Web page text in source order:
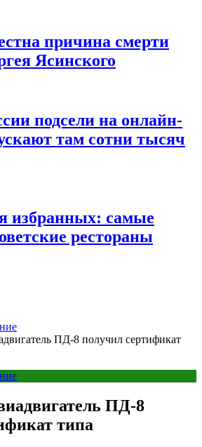
причина смерти
Ясинского
подсели на онлайн-
там сотни тысяч
избранных: самые
рестораны
ПД-8 получил сертификат
ПД-8
типа